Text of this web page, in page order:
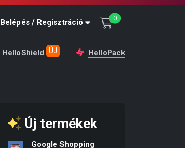
Belépés / Regisztráció 0unread messages
HelloShield ÚJ HelloPack
Új termékek
Google Shopping